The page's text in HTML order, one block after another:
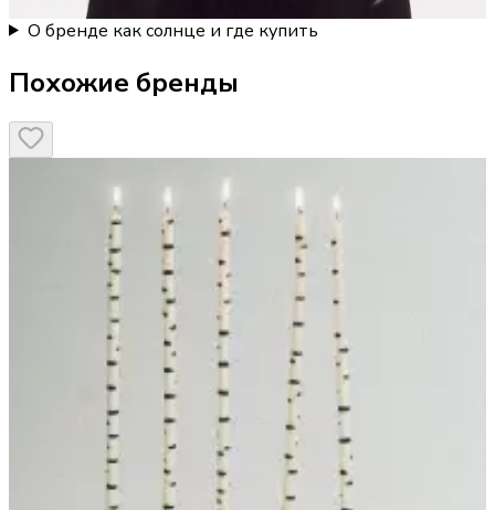
О бренде как солнце и где купить
Похожие бренды